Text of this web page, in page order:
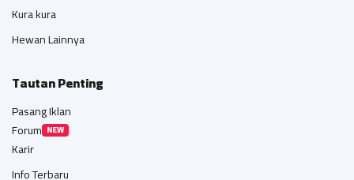
Kura kura
Hewan Lainnya
Tautan Penting
Pasang Iklan
Forum NEW
Karir
Info Terbaru